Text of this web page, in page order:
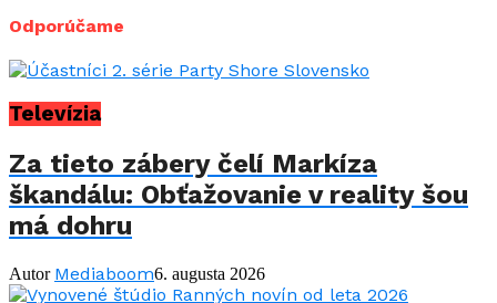
Odporúčame
Televízia
Za tieto zábery čelí Markíza
škandálu: Obťažovanie v reality šou
má dohru
Autor Mediaboom6. augusta 2026